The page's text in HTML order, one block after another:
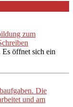
zum
öffnet sich ein
Die
und am